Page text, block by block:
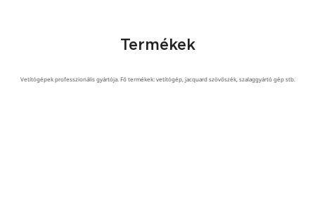
Termékek
Vetítógépek professzionális gyártója. Fő termékek: vetítógép, jacquard szövőszék, szalaggyártó gép stb.